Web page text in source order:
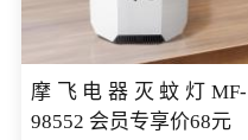
摩飞电器灭蚊灯MF-
98552 会员专享价68元